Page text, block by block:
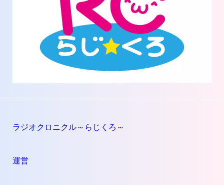
ラジオクロニクル～らじくろ～
運営